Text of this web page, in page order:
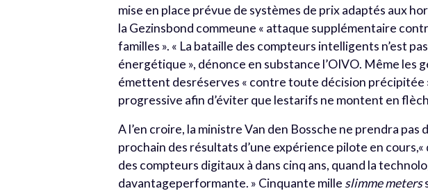
mise en place prévue de systèmes de prix adaptés aux
la Gezinsbond commeune « attaque supplémentaire
familles ». « La bataille des compteurs intelligents n’est
énergétique », dénonce en substance l’OIVO. Même les
émettent desréserves « contre toute décision précipitée
progressive afin d’éviter que lestarifs ne montent en
A l’en croire, la ministre Van den Bossche ne prendra pas
prochain des résultats d’une expérience pilote en
des compteurs digitaux à dans cinq ans, quand la
davantageperformante. » Cinquante mille slimme meters